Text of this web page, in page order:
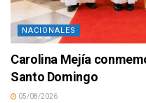
NACIONALES
Carolina Mejía
Santo Domingo
05/08/2026